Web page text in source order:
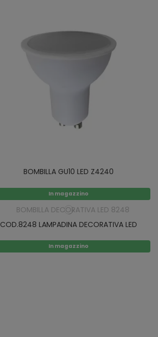
BOMBILLA GU10 LED Z4240
In magazzino
COD.8248 LAMPADINA DECORATIVA LED
In magazzino